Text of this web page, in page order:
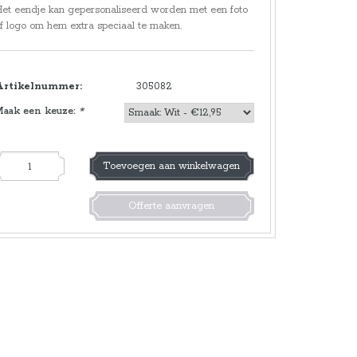
eendje kan gepersonaliseerd worden met een foto
logo om hem extra speciaal te maken.
305082
een keuze: *
Toevoegen aan winkelwagen
Offerte aanvragen